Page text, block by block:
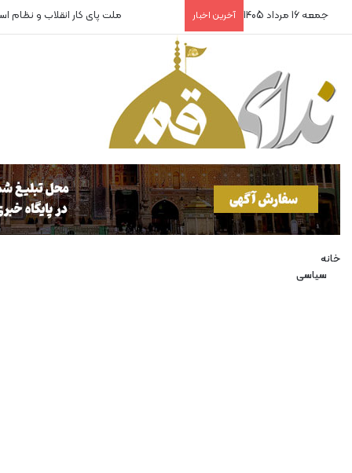
جمعه 16 مرداد 1405 آخرین اخبار روایتگران بی‌پناه!
خانه
سیاسی